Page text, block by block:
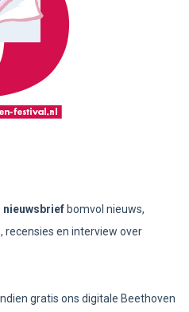
nieuwsbrief bomvol nieuws,
recensies en interview over
gratis ons digitale Beethoven